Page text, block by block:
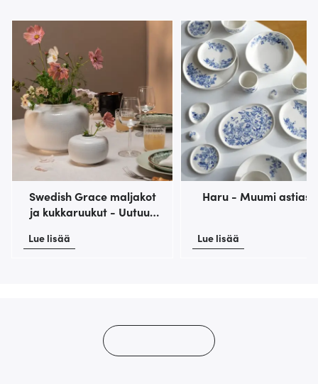
Swedish Grace maljakot
ja kukkaruukut - Uutuus
Lue lisää
Haru - Muumi
Lue lisää